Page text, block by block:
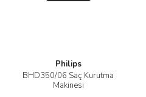
Philips
BHD350/06 Saç Kurutma
Makinesi